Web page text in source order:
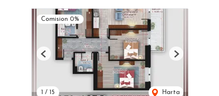
Comision 0%
/ 15 Harta
Previous Next